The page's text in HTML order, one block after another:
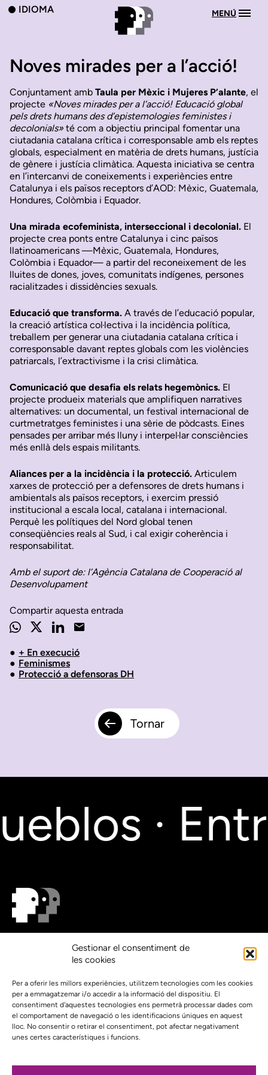
Gestionar el consentiment de
les cookies
Per a oferir les millors experiències, utilitzem tecnologies com les cookies
per a emmagatzemar i/o accedir a la informació del dispositiu. El
consentiment d'aquestes tecnologies ens permetrà processar dades com
el comportament de navegació o les identificacions úniques en aquest
lloc. No consentir o retirar el consentiment, pot afectar negativament
unes certes característiques i funcions.
IDIOMA MENÚ
Noves mirades per a l’acció!
Conjuntament amb Taula per Mèxic i Mujeres P’alante, el
projecte «Noves mirades per a l’acció! Educació global
pels drets humans des d’epistemologies feministes i
decolonials» té com a objectiu principal fomentar una
ciutadania catalana crítica i corresponsable amb els reptes
globals, especialment en matèria de drets humans, justícia
de gènere i justícia climàtica. Aquesta iniciativa se centra
en l’intercanvi de coneixements i experiències entre
Catalunya i els països receptors d’AOD: Mèxic, Guatemala,
Hondures, Colòmbia i Equador.
Una mirada ecofeminista, interseccional i decolonial. El
projecte crea ponts entre Catalunya i cinc països
llatinoamericans —Mèxic, Guatemala, Hondures,
Colòmbia i Equador— a partir del reconeixement de les
lluites de dones, joves, comunitats indígenes, persones
racialitzades i dissidències sexuals.
Educació que transforma. A través de l’educació popular,
la creació artística col·lectiva i la incidència política,
treballem per generar una ciutadania catalana crítica i
corresponsable davant reptes globals com les violències
patriarcals, l’extractivisme i la crisi climàtica.
Comunicació que desafia els relats hegemònics. El
projecte produeix materials que amplifiquen narratives
alternatives: un documental, un festival internacional de
curtmetratges feministes i una sèrie de pòdcasts. Eines
pensades per arribar més lluny i interpel·lar consciències
més enllà dels espais militants.
Aliances per a la incidència i la protecció. Articulem
xarxes de protecció per a defensores de drets humans i
ambientals als països receptors, i exercim pressió
institucional a escala local, catalana i internacional.
Perquè les polítiques del Nord global tenen
conseqüències reals al Sud, i cal exigir coherència i
responsabilitat.
Amb el suport de: l’Agència Catalana de Cooperació al
Desenvolupament
Compartir aquesta entrada
+ En execució
Feminismes
Protecció a defensoras DH
Tornar
·
Política de privacidad
Proyecto web financiado por: